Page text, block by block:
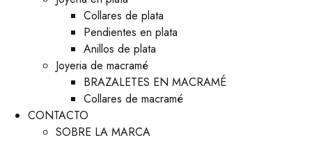
Collares de plata
Pendientes en plata
Anillos de plata
Joyeria de macramé
BRAZALETES EN MACRAMÉ
Collares de macramé
CONTACTO
SOBRE LA MARCA